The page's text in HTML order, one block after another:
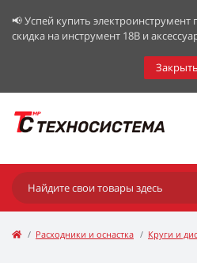
📢 Успей купить электроинструмент
скидка на инструмент 18В и
Закрыть
Расходники и оснастка Круги и